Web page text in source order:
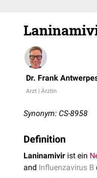
Dr. Frank
Arzt | Ärztin
Synonym: CS-8958
Definition
Laninamivir ist ein
and Influenzavirus B